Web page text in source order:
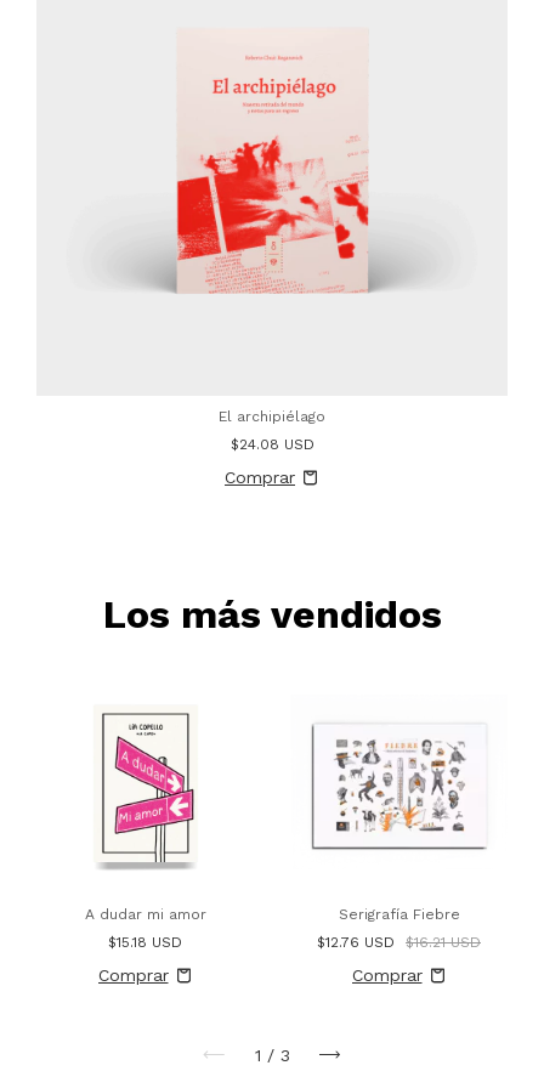
El archipiélago
$24.08 USD
Los más vendidos
A dudar mi amor
$15.18 USD
Serigrafía Fiebre
$12.76 USD
$16.21 USD
1 / 3